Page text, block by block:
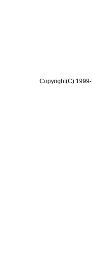
Copyright(C)